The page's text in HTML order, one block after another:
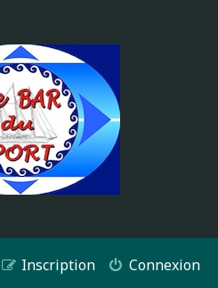
Connexion
Inscription